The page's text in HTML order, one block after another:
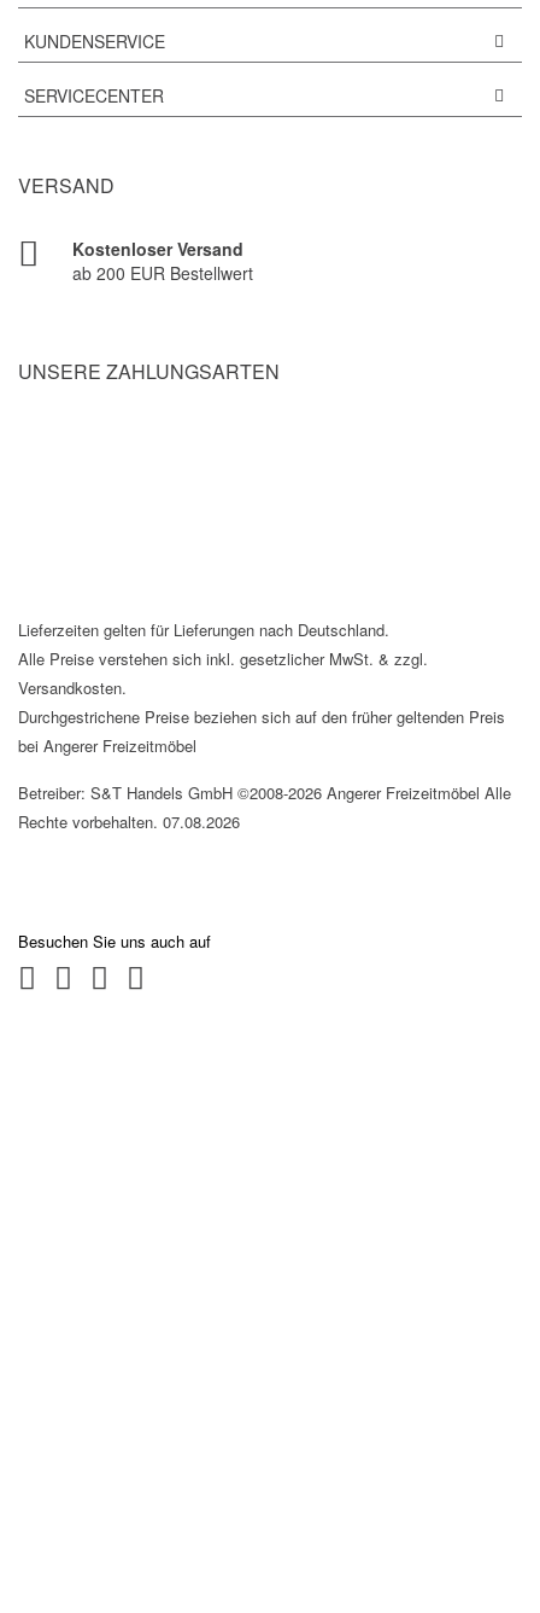
KUNDENSERVICE
SERVICECENTER
VERSAND
Kostenloser Versand
ab 200 EUR Bestellwert
UNSERE ZAHLUNGSARTEN
Lieferzeiten gelten für Lieferungen nach Deutschland.
Alle Preise verstehen sich inkl. gesetzlicher MwSt. & zzgl.
Versandkosten.
Durchgestrichene Preise beziehen sich auf den früher geltenden Preis
bei Angerer Freizeitmöbel
Betreiber: S&T Handels GmbH ©2008-2026 Angerer Freizeitmöbel Alle
Rechte vorbehalten. 07.08.2026
Besuchen Sie uns auch auf